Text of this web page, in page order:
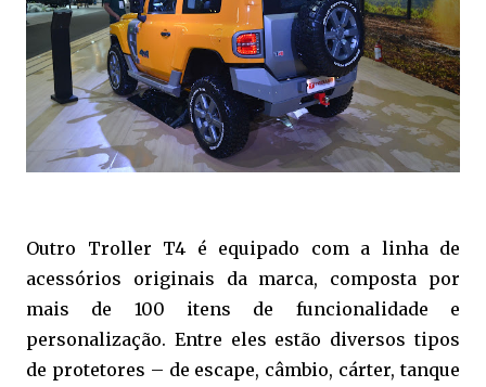
Outro Troller T4 é equipado com a linha de
acessórios originais da marca, composta por
mais de 100 itens de funcionalidade e
personalização. Entre eles estão diversos tipos
de protetores – de escape, câmbio, cárter, tanque